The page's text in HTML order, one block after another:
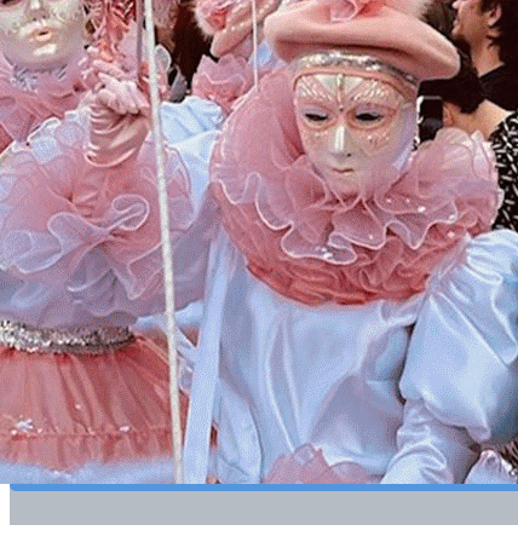
Exporter les lignes sélectionnées
Exporter toutes les colonnes
Exporter uniquement les colonnes affichées
Menu
?>
Images de la page d'accueil
Cliquez pour éditer